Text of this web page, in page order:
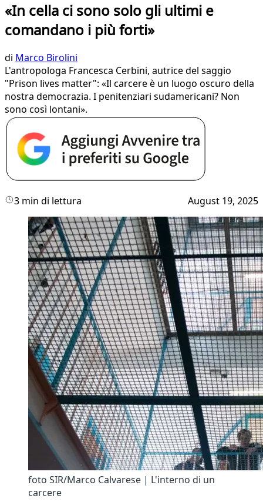
«In cella ci sono solo gli ultimi e
comandano i più forti»
di Marco Birolini
L'antropologa Francesca Cerbini, autrice del saggio
"Prison lives matter": «Il carcere è un luogo oscuro della
nostra democrazia. I penitenziari sudamericani? Non
sono così lontani».
3 min di lettura August 19, 2025
foto SIR/Marco Calvarese | L'interno di un
carcere